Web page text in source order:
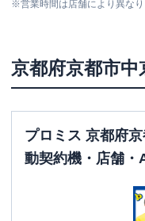
※営業時間は店舗により異なり
京都府京都市中
プロミス 京都府
動契約機・店舗・